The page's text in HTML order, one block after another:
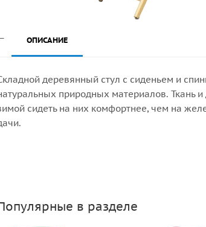
ОПИСАНИЕ
деревянный стул с сиденьем и
природных материалов. Ткань
сидеть на них комфортнее, чем на
в разделе